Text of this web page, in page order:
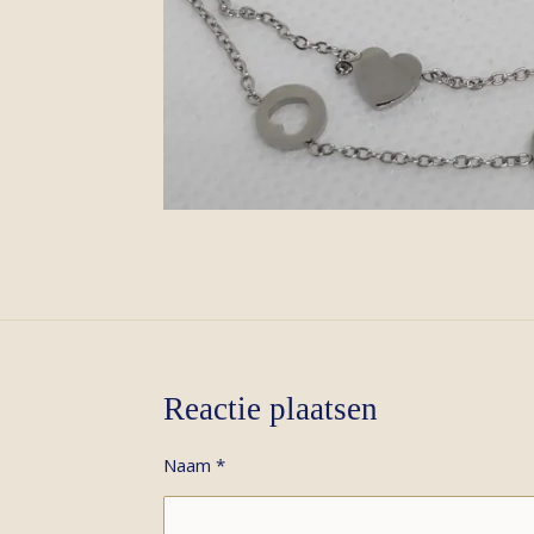
Reactie plaatsen
Naam *